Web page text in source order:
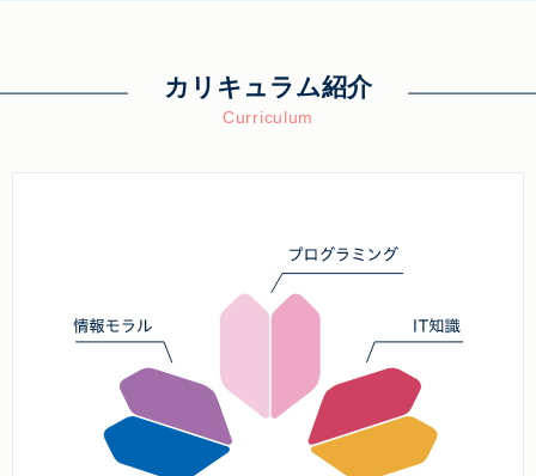
カリキュラム紹介
Curriculum